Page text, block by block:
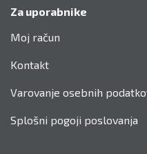
Za uporabnike
Moj račun
Kontakt
Varovanje osebnih
Splošni pogoji poslovanja